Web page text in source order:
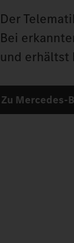
Der
Bei
und erhältst
Zu